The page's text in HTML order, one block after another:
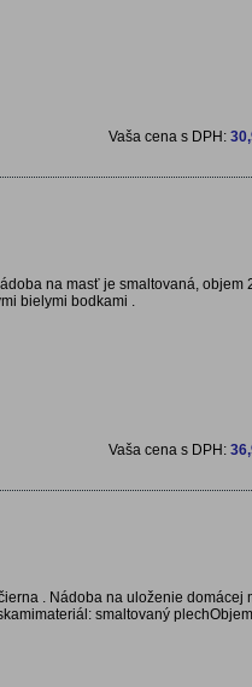
Vaša cena s DPH:
na masť je smaltovaná, objem
bielymi bodkami .
Vaša cena s DPH:
. Nádoba na uloženie domácej
smaltovaný